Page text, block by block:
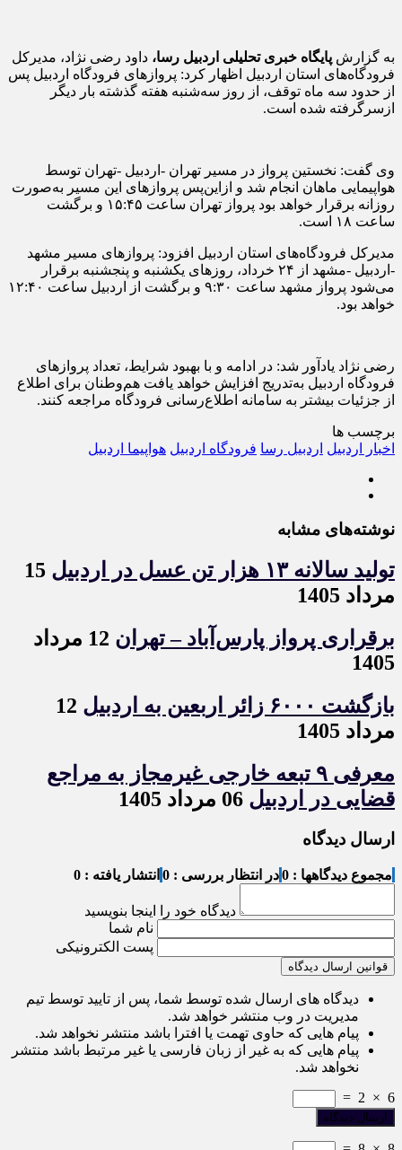
به گزارش پایگاه خبری تحلیلی اردبیل رسا، داود رضی نژاد، مدیرکل
فرودگاه‌های استان اردبیل اظهار کرد: پروازهای فرودگاه اردبیل پس
از حدود سه ماه توقف، از روز سه‌شنبه هفته گذشته بار دیگر
ازسرگرفته شده است.
وی گفت: نخستین پرواز در مسیر تهران -اردبیل -تهران توسط
هواپیمایی ماهان انجام شد و ازاین‌پس پروازهای این مسیر به‌صورت
روزانه برقرار خواهد بود پرواز تهران ساعت ۱۵:۴۵ و برگشت
ساعت ۱۸ است.
مدیرکل فرودگاه‌های استان اردبیل افزود: پروازهای مسیر مشهد
-اردبیل -مشهد از ۲۴ خرداد، روزهای یکشنبه و پنجشنبه برقرار
می‌شود پرواز مشهد ساعت ۹:۳۰ و برگشت از اردبیل ساعت ۱۲:۴۰
خواهد بود.
رضی نژاد یادآور شد: در ادامه و با بهبود شرایط، تعداد پروازهای
فرودگاه اردبیل به‌تدریج افزایش خواهد یافت هم‌وطنان برای اطلاع
از جزئیات بیشتر به سامانه اطلاع‌رسانی فرودگاه مراجعه کنند.
برچسب ها
اخبار اردبيل اردبیل رسا فرودگاه اردبیل هواپیما اردبیل
نوشته‌های مشابه
تولید سالانه ۱۳ هزار تن عسل در اردبیل
15
مرداد 1405
برقراری پرواز پارس‌آباد – تهران
12 مرداد
1405
بازگشت ۶۰۰۰ زائر اربعین به اردبیل
12
مرداد 1405
معرفی ۹ تبعه خارجی غیرمجاز به مراجع
قضایی در اردبیل
ارسال دیدگاه
مجموع دیدگاهها : 0 در انتظار بررسی : 0 انتشار یافته : 0
دیدگاه خود را اینجا بنویسید
نام شما
پست الکترونیکی
قوانین ارسال دیدگاه
دیدگاه های ارسال شده توسط شما، پس از تایید توسط تیم
مدیریت در وب منتشر خواهد شد.
پیام هایی که حاوی تهمت یا افترا باشد منتشر نخواهد شد.
پیام هایی که به غیر از زبان فارسی یا غیر مرتبط باشد منتشر
نخواهد شد.
6
×
2
=